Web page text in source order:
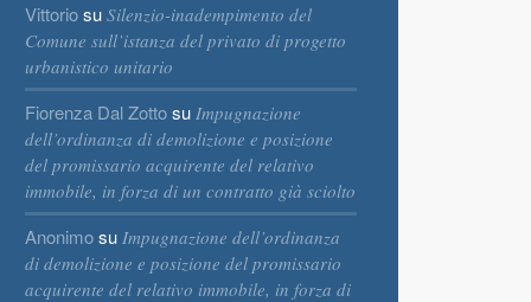
Vittoriosu Silenzio-inadempimento del
Comune sull’istanza del privato di progetto
urbanistico unitario
Fiorenza Dal Zottosu Impugnazione
dell’ordinanza di demolizione e posizione
del promissario acquirente del relativo
immobile, in forza di un contratto già sciolto
Anonimosu Impugnazione dell’ordinanza
di demolizione e posizione del promissario
acquirente del relativo immobile, in forza di